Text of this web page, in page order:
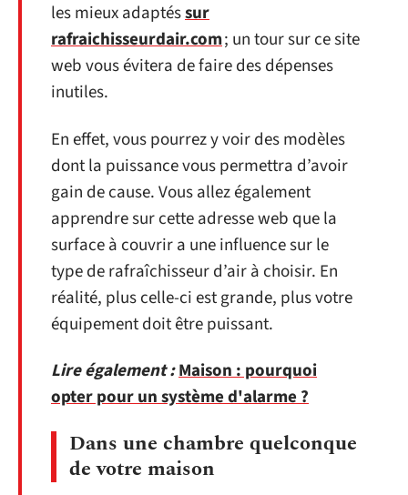
les mieux adaptéssur
rafraichisseurdair.com; un tour sur ce site
web vous évitera de faire des dépenses
inutiles.
En effet, vous pourrez y voir des modèles
dont la puissance vous permettra d’avoir
gain de cause. Vous allez également
apprendre sur cette adresse web que la
surface à couvrir a une influence sur le
type de rafraîchisseur d’air à choisir. En
réalité, plus celle-ci est grande, plus votre
équipement doit être puissant.
Lire également :Maison : pourquoi
opter pour un système d'alarme ?
Dans une chambre quelconque
de votre maison